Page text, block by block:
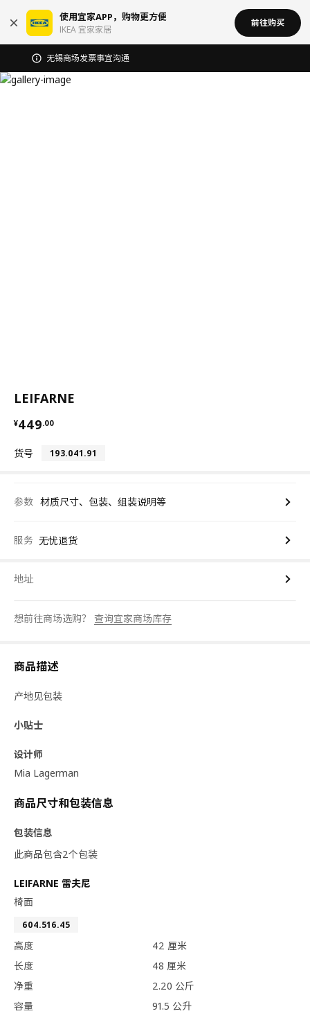
使用宜家APP，购物更方便
IKEA 宜家家居
前往购买
宜家在中国召回部分批次BÄSINGEN 巴辛根 淋浴椅
LEIFARNE
¥449.00
¥ 449.00
货号 193.041.91
参数 材质尺寸、包装、组装说明等
服务 无忧退货
地址
想前往商场选购？ 查询宜家商场库存
商品描述
产地见包装
小贴士
设计师
Mia Lagerman
商品尺寸和包装信息
包装信息
此商品包含2个包装
LEIFARNE 雷夫尼
椅面
604.516.45
高度
42 厘米
长度
48 厘米
净重
2.20 公斤
容量
91.5 公升